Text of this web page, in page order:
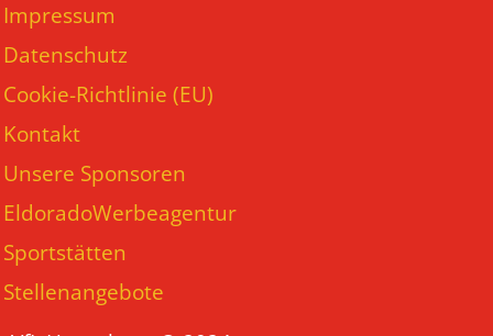
Impressum
Datenschutz
Cookie-Richtlinie (EU)
Kontakt
Unsere Sponsoren
EldoradoWerbeagentur
Sportstätten
Stellenangebote